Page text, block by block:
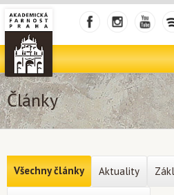
Články
Všechny články Aktuality